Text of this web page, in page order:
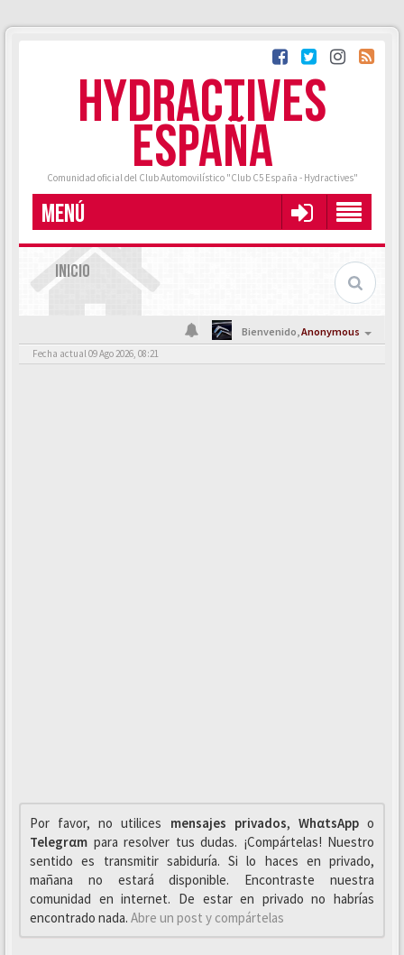
HYDRACTIVES
ESPAÑA
Comunidad oficial del Club Automovilístico "Club C5 España - Hydractives"
MENÚ
INICIO
Bienvenido,Anonymous
Fecha actual 09 Ago 2026, 08:21
Por favor, no utilices mensajes privados, WhαtsAppo
Telegrαm para resolver tus dudas. ¡Compártelas! Nuestro
sentido es transmitir sabiduría. Si lo haces en privado,
mañana no estará disponible. Encontraste nuestra
comunidad en internet. De estar en privado no habrías
encontrado nada. Abre un post y compártelas